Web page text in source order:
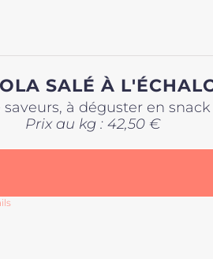
SALÉ À
à déguster en
Prix au kg : 42,50 €